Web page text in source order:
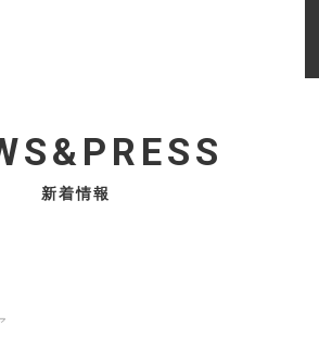
新着情報